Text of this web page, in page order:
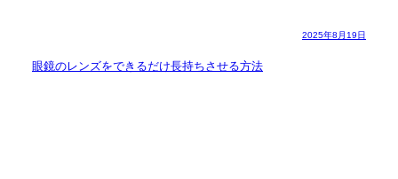
2025年8月19日
眼鏡のレンズをできるだけ長持ちさせる方法